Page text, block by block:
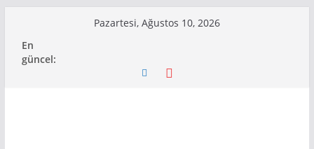
content
Pazartesi, Ağustos 10, 2026
En
güncel: